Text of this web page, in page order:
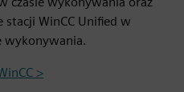
stacji WinCC Unified w
wykonywania.
>